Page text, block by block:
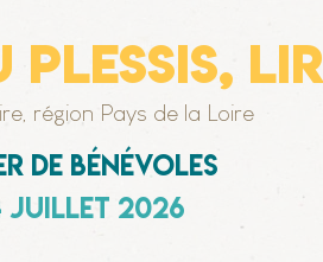
plessis,
région Pays de la Loire
de bénévoles
juillet 2026